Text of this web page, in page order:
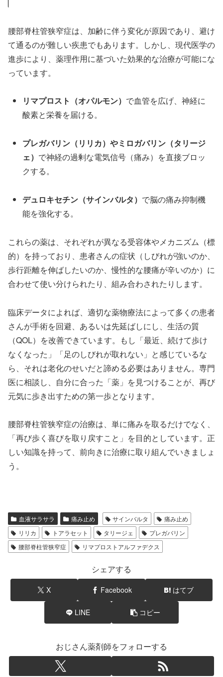
腰部脊柱管狭窄症は、加齢に伴う変化が原因であり、避け
て通るのが難しい疾患でもあります。しかし、現代医学の
進歩により、薬理作用に基づいた効果的な治療が可能にな
っています。
リマプロスト（オパルモン） で血管を広げ、神経に
酸素と栄養を届ける。
プレガバリン（リリカ）やミロガバリン（タリージ
ェ） で神経の過剰な電気信号（痛み）を直接ブロッ
クする。
デュロキセチン（サインバルタ） で脳の痛み抑制機
能を強化する。
これらの薬は、それぞれが異なる受容体やメカニズム（標
的）を持っており、患者さんの症状（しびれが強いのか、
歩行距離を伸ばしたいのか、慢性的な腰痛が辛いのか）に
合わせて使い分けられたり、組み合わされたりします。
臨床データによれば、適切な薬物療法によって多くの患者
さんが手術を回避、あるいは先延ばしにし、生活の質
（QOL）を改善できています。もし「最近、続けて歩け
なくなった」「足のしびれが取れない」と感じているな
ら、それは老化のせいだと諦める必要はありません。専門
医に相談し、自分に合った「薬」を見つけることが、再び
元気に歩き出すための第一歩となります。
腰部脊柱管狭窄症の治療は、単に痛みを取るだけでなく、
「再び歩く喜びを取り戻すこと」を目的としています。正
しい知識を持って、前向きに治療に取り組んでいきましょ
う。
血液サラサラ 痛み止め サインバルタ
痛み止め
リリカ
トアラセット タリージェ
プレガバリン
腰部脊柱管狭窄症
リマプロストアルファデクス
シェアする
X Facebook はてブ
LINE コピー
おじさん薬剤師をフォローする